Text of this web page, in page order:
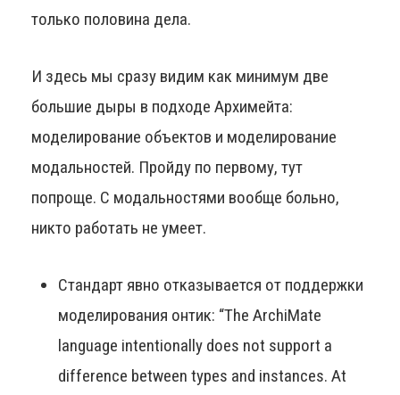
только половина дела.
И здесь мы сразу видим как минимум две
большие дыры в подходе Архимейта:
моделирование объектов и моделирование
модальностей. Пройду по первому, тут
попроще. С модальностями вообще больно,
никто работать не умеет.
Стандарт явно отказывается от поддержки
моделирования онтик: “The ArchiMate
language intentionally does not support a
difference between types and instances. At